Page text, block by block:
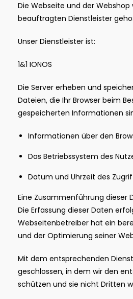
Die Webseite und der
beauftragten Dienstleister
Unser Dienstleister ist:
1&1 IONOS
Die Server erheben und
Dateien, die Ihr Browser beim
gespeicherten Informationen
Informationen über den
Das Betriebssystem des
Datum und Uhrzeit des
Eine Zusammenführung
Die Erfassung dieser Daten
Webseitenbetreiber hat ein
und der Optimierung seiner
Mit dem entsprechenden
geschlossen, in dem wir den
schützen und sie nicht Dritten